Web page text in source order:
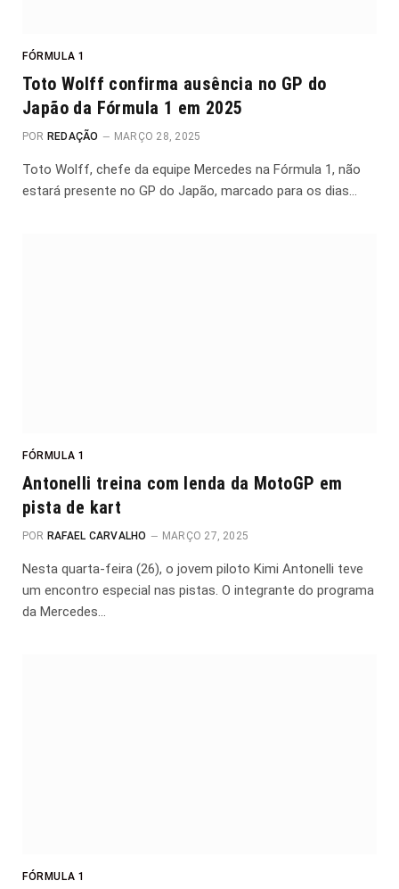
FÓRMULA 1
Toto Wolff confirma ausência no GP do
Japão da Fórmula 1 em 2025
POR REDAÇÃO MARÇO 28, 2025
Toto Wolff, chefe da equipe Mercedes na Fórmula 1, não
estará presente no GP do Japão, marcado para os dias…
FÓRMULA 1
Antonelli treina com lenda da MotoGP em
pista de kart
POR RAFAEL CARVALHO MARÇO 27, 2025
Nesta quarta-feira (26), o jovem piloto Kimi Antonelli teve
um encontro especial nas pistas. O integrante do programa
da Mercedes…
FÓRMULA 1